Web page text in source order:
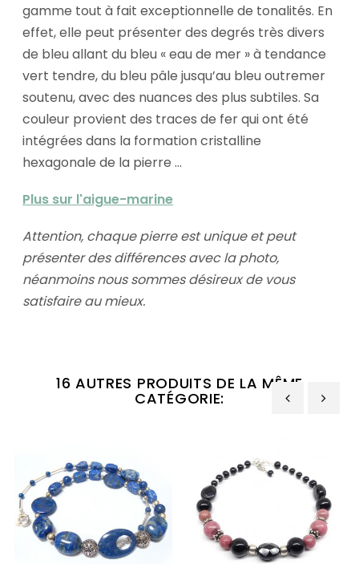
gamme tout à fait exceptionnelle de tonalités. En
effet, elle peut présenter des degrés très divers
de bleu allant du bleu « eau de mer » à tendance
vert tendre, du bleu pâle jusqu’au bleu outremer
soutenu, avec des nuances des plus subtiles. Sa
couleur provient des traces de fer qui ont été
intégrées dans la formation cristalline
hexagonale de la pierre ...
Plus sur l'aigue-marine
Attention, chaque pierre est unique et peut
présenter des différences avec la photo,
néanmoins nous sommes désireux de vous
satisfaire au mieux.
16 AUTRES PRODUITS DE LA MÊME
CATÉGORIE: